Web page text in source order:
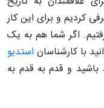
کردیم و برای این کار
اگر شما هم به یک
با کارشناسان استدیو
باشید و قدم به قدم به